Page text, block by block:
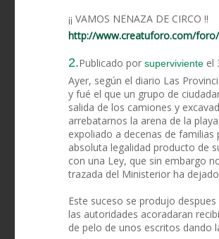
¡¡ VAMOS NENAZA DE CIRCO !!
http://www.creatuforo.com/foro/
2.Publicado por superviviente el
Ayer, según el diario Las
y fué el que un grupo de
salida de los camiones y
arrebatarnos la arena de la
expoliado a decenas de
absoluta legalidad producto de
con una Ley, que sin embargo
trazada del Ministerior ha
Este suceso se produjo
las autoridades acoradaran
de pelo de unos escritos dando